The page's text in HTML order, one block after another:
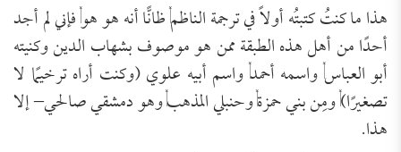
هذا ما كنتُ كتبتُه أولاً في ترجمة الناظم, ظانًّا أنه هو هو, فإني لم أجد
أحدًا من أهل هذه الطبقة ممن هو موصوف بشهاب الدين وكنيته
أبو العباس, واسمه أحمد, واسم أبيه علوي (وكنت أراه ترخيمًا لا
تصغيرًا), ومِن بني حمزة, وحنبلي المذهب, وهو دمشقي صالحي– إلا
هذا.